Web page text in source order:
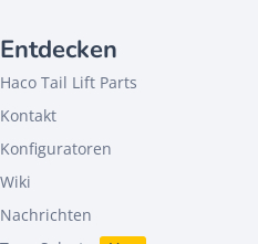
Entdecken
Haco Tail Lift Parts
Kontakt
Konfiguratoren
Wiki
Nachrichten